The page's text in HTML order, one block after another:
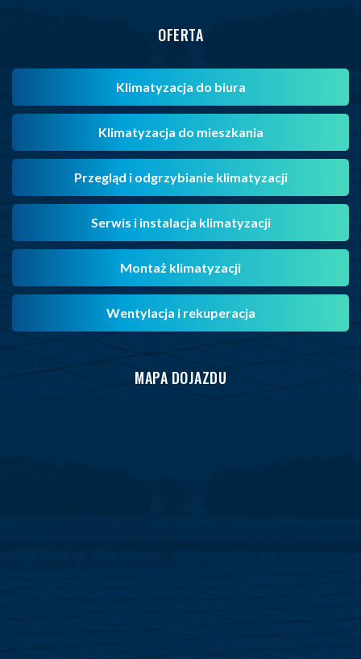
OFERTA
Klimatyzacja do biura
Klimatyzacja do mieszkania
Przegląd i odgrzybianie klimatyzacji
Serwis i instalacja klimatyzacji
Montaż klimatyzacji
Wentylacja i rekuperacja
MAPA DOJAZDU